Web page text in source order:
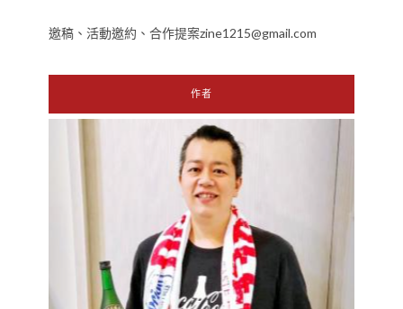
邀稿、活動邀約、合作提案zine1215@gmail.com
作者